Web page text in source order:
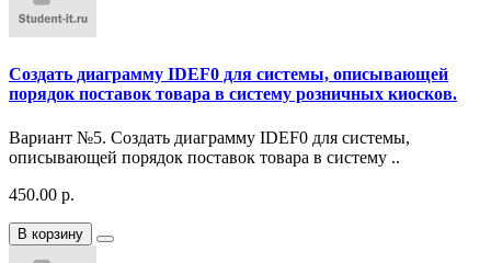
Создать диаграмму IDEF0 для системы, описывающей
порядок поставок товара в систему розничных киосков.
Вариант №5. Создать диаграмму IDEF0 для системы,
описывающей порядок поставок товара в систему ..
450.00 р.
В корзину